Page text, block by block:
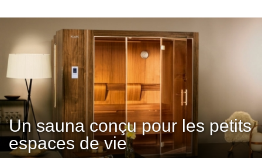
Un sauna conçu pour les petits
espaces de vie